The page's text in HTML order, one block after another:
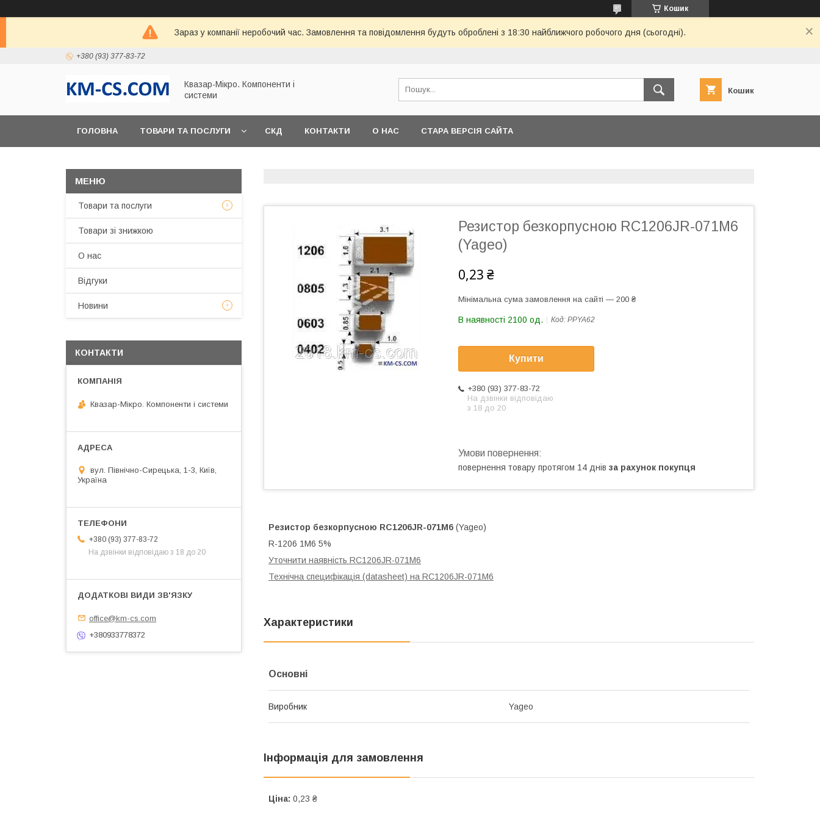
Кошик
Зараз у компанії неробочий час. Замовлення та повідомлення будуть оброблені з 18:30 найближчого робочого дня (сьогодні).
+380 (93) 377-83-72
Квазар-Мікро. Компоненти і
системи
Кошик
ГОЛОВНА ТОВАРИ ТА ПОСЛУГИ СКД КОНТАКТИ О НАС СТАРА ВЕРСІЯ САЙТА
Резистор безкорпусною RC1206JR-071M6
(Yageo)
0,23 ₴
Мінімальна сума замовлення на сайті — 200 ₴
В наявності 2100 од. Код: PPYA62
Купити
+380 (93) 377-83-72
На дзвінки відповідаю
з 18 до 20
повернення товару протягом 14 днів за рахунок покупця
Резистор безкорпусною RC1206JR-071M6 (Yageo)
R-1206 1M6 5%
Уточнити наявність RC1206JR-071M6
Технічна специфікація (datasheet) на RC1206JR-071M6
Характеристики
Основні
Виробник Yageo
Інформація для замовлення
Ціна: 0,23 ₴
Товари та послуги
Товари зі знижкою
О нас
Відгуки
Новини
КОНТАКТИ
Квазар-Мікро. Компоненти і системи
вул. Північно-Сирецька, 1-3, Київ,
Україна
+380 (93) 377-83-72
На дзвінки відповідаю з 18 до 20
office@km-cs.com
+380933778372